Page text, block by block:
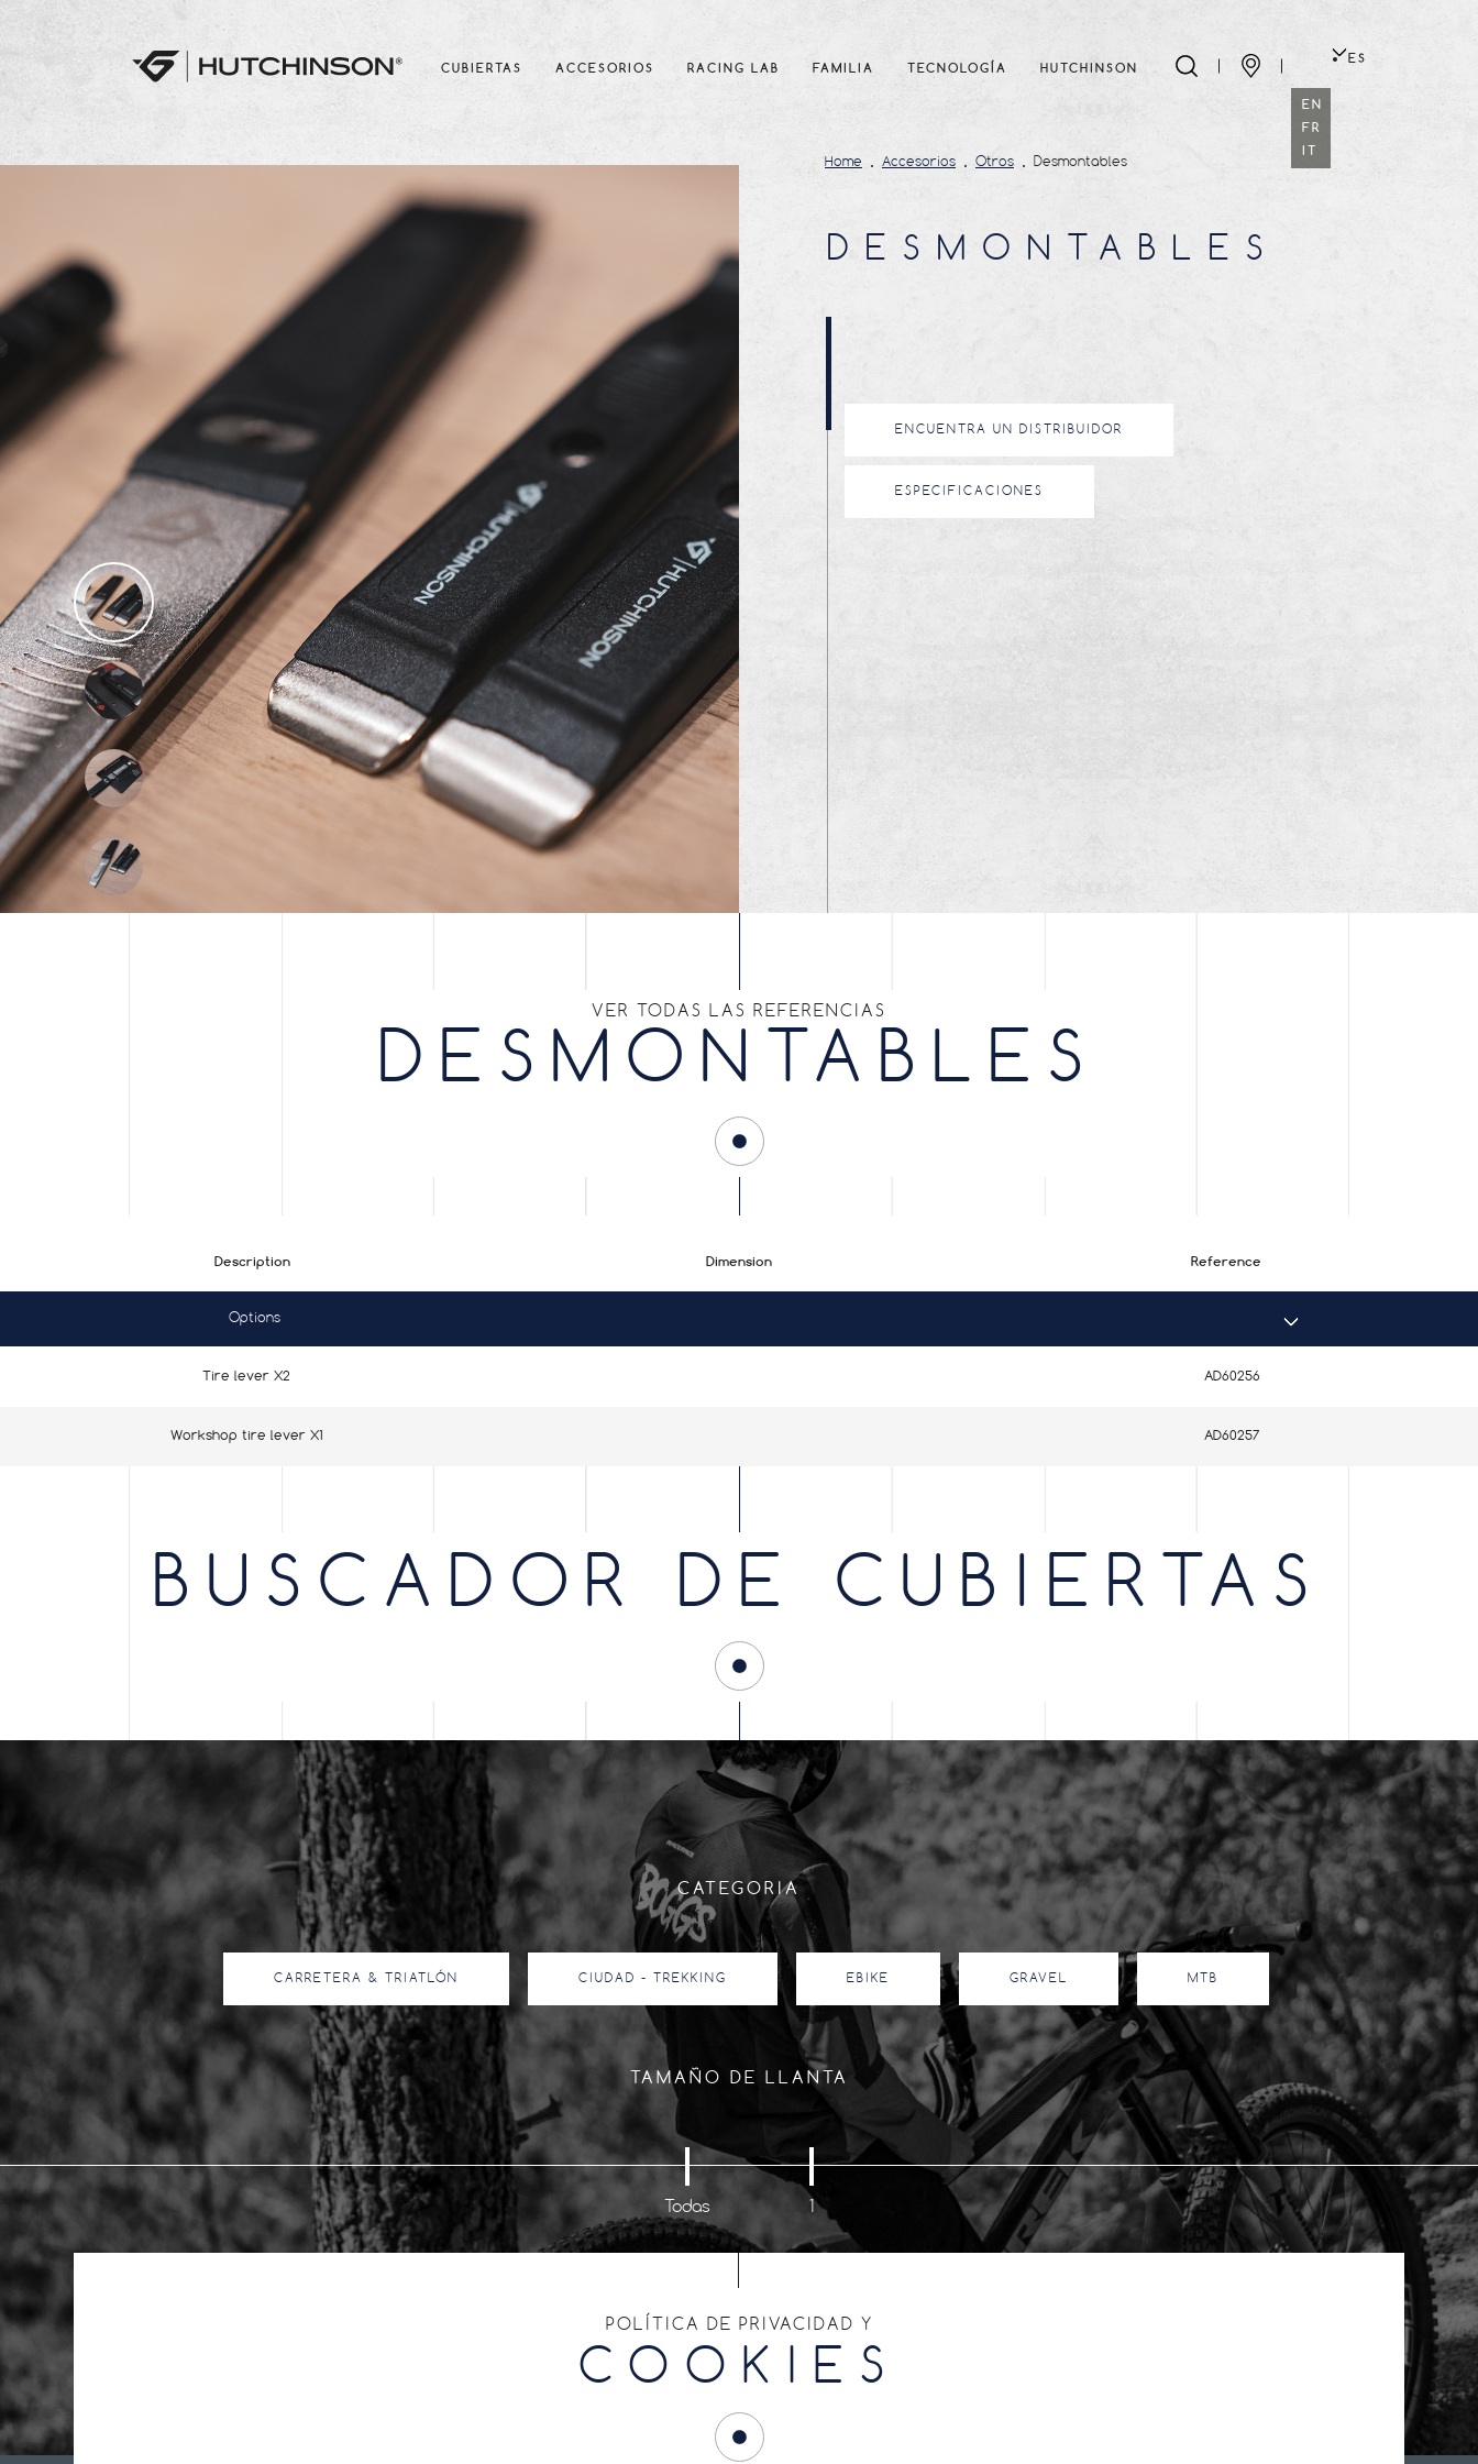
CUBIERTAS ACCESORIOS RACING LAB FAMILIA TECNOLOGÍA HUTCHINSON
ES
EN
FR
IT
Home Accesorios Otros Desmontables
DESMONTABLES
ENCUENTRA UN DISTRIBUIDOR
ESPECIFICACIONES
VER TODAS LAS REFERENCIAS
DESMONTABLES
Description Dimension Reference
Options
Tire lever X2 AD60256
Workshop tire lever X1 AD60257
BUSCADOR DE CUBIERTAS
CATEGORIA
CARRETERA & TRIATLÓN CIUDAD - TREKKING EBIKE GRAVEL MTB
TAMAÑO DE LLANTA
Todas 1
ENCUENTRA TU CUBIERTA
POLÍTICA DE PRIVACIDAD Y
COOKIES